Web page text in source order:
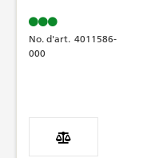
No. d'art. 4011586-
000